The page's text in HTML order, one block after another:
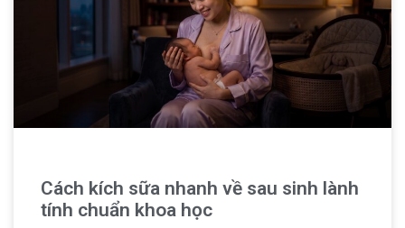
Cách kích sữa nhanh về sau sinh lành
tính chuẩn khoa học